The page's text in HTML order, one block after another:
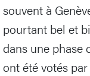
souvent à
pourtant bel et
dans une phase
ont été votés